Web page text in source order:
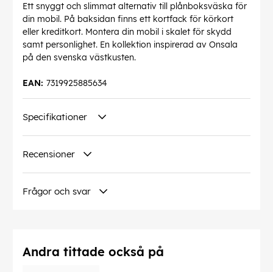
Ett snyggt och slimmat alternativ till plånboksväska för
din mobil. På baksidan finns ett kortfack för körkort
eller kreditkort. Montera din mobil i skalet för skydd
samt personlighet. En kollektion inspirerad av Onsala
på den svenska västkusten.
7319925885634
EAN:
Specifikationer
Recensioner
Frågor och svar
Andra tittade också på